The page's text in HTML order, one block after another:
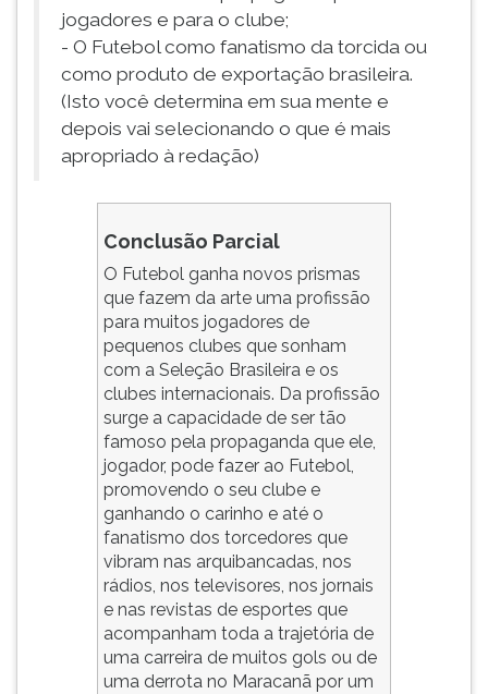
jogadores e para o clube;
- O Futebol como fanatismo da torcida ou
como produto de exportação brasileira.
(Isto você determina em sua mente e
depois vai selecionando o que é mais
apropriado à redação)
Conclusão Parcial
O Futebol ganha novos prismas
que fazem da arte uma profissão
para muitos jogadores de
pequenos clubes que sonham
com a Seleção Brasileira e os
clubes internacionais. Da profissão
surge a capacidade de ser tão
famoso pela propaganda que ele,
jogador, pode fazer ao Futebol,
promovendo o seu clube e
ganhando o carinho e até o
fanatismo dos torcedores que
vibram nas arquibancadas, nos
rádios, nos televisores, nos jornais
e nas revistas de esportes que
acompanham toda a trajetória de
uma carreira de muitos gols ou de
uma derrota no Maracanã por um